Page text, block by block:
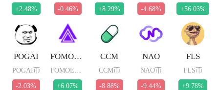
+2.48%
-0.46%
+8.29%
-4.68%
+56.03%
POGAI
POGAI币
-2.03%
FOMOETH
FOMOETH币
+6.07%
CCM
CCM币
-8.88%
NAO
NAO币
-9.44%
FLS
FLS币
+9.78%